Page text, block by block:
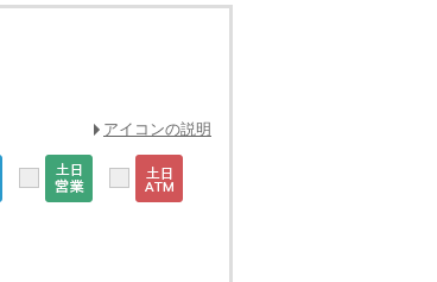
アイコンの説明